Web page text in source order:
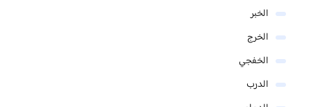
الخبر
الخرج
الخفجي
الدرب